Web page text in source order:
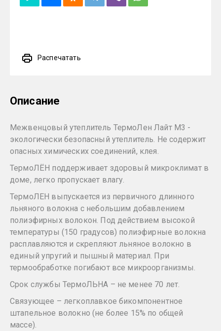
Распечатать
Описание
Межвенцовый утеплитель ТермоЛен Лайт М3 -
экологически безопасный утеплитель. Не содержит
опасных химических соединений, клея.
ТермоЛЁН поддерживает здоровый микроклимат в
доме, легко пропускает влагу.
ТермоЛЕН выпускается из первичного длинного
льняного волокна с небольшим добавлением
полиэфирных волокон. Под действием высокой
температуры (150 градусов) полиэфирные волокна
расплавляются и скрепляют льняное волокно в
единый упругий и пышный материал. При
термообработке погибают все микроорганизмы.
Срок службы ТермоЛЬНА – не менее 70 лет.
Связующее – легкоплавкое бикомпонентное
штапельное волокно (не более 15% по общей
массе).